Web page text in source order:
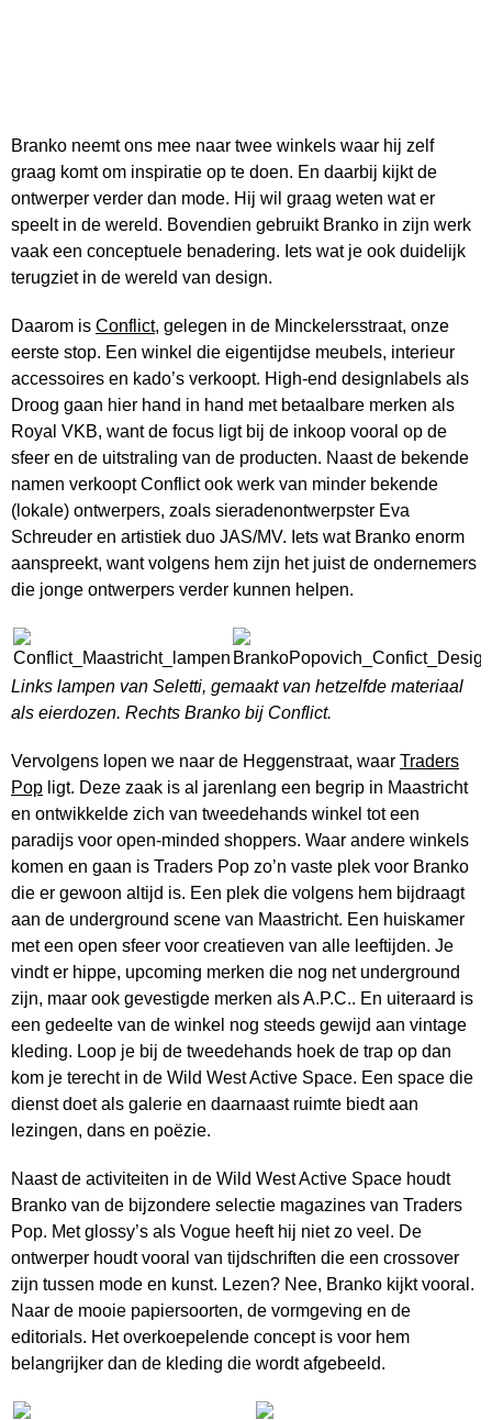
Branko neemt ons mee naar twee winkels waar hij zelf
graag komt om inspiratie op te doen. En daarbij kijkt de
ontwerper verder dan mode. Hij wil graag weten wat er
speelt in de wereld. Bovendien gebruikt Branko in zijn werk
vaak een conceptuele benadering. Iets wat je ook duidelijk
terugziet in de wereld van design.
Daarom is Conflict, gelegen in de Minckelersstraat, onze
eerste stop. Een winkel die eigentijdse meubels, interieur
accessoires en kado’s verkoopt. High-end designlabels als
Droog gaan hier hand in hand met betaalbare merken als
Royal VKB, want de focus ligt bij de inkoop vooral op de
sfeer en de uitstraling van de producten. Naast de bekende
namen verkoopt Conflict ook werk van minder bekende
(lokale) ontwerpers, zoals sieradenontwerpster Eva
Schreuder en artistiek duo JAS/MV. Iets wat Branko enorm
aanspreekt, want volgens hem zijn het juist de ondernemers
die jonge ontwerpers verder kunnen helpen.
Links lampen van Seletti, gemaakt van hetzelfde materiaal
als eierdozen. Rechts Branko bij Conflict.
Vervolgens lopen we naar de Heggenstraat, waar Traders
Pop ligt. Deze zaak is al jarenlang een begrip in Maastricht
en ontwikkelde zich van tweedehands winkel tot een
paradijs voor open-minded shoppers. Waar andere winkels
komen en gaan is Traders Pop zo’n vaste plek voor Branko
die er gewoon altijd is. Een plek die volgens hem bijdraagt
aan de underground scene van Maastricht. Een huiskamer
met een open sfeer voor creatieven van alle leeftijden. Je
vindt er hippe, upcoming merken die nog net underground
zijn, maar ook gevestigde merken als A.P.C.. En uiteraard is
een gedeelte van de winkel nog steeds gewijd aan vintage
kleding. Loop je bij de tweedehands hoek de trap op dan
kom je terecht in de Wild West Active Space. Een space die
dienst doet als galerie en daarnaast ruimte biedt aan
lezingen, dans en poëzie.
Naast de activiteiten in de Wild West Active Space houdt
Branko van de bijzondere selectie magazines van Traders
Pop. Met glossy’s als Vogue heeft hij niet zo veel. De
ontwerper houdt vooral van tijdschriften die een crossover
zijn tussen mode en kunst. Lezen? Nee, Branko kijkt vooral.
Naar de mooie papiersoorten, de vormgeving en de
editorials. Het overkoepelende concept is voor hem
belangrijker dan de kleding die wordt afgebeeld.